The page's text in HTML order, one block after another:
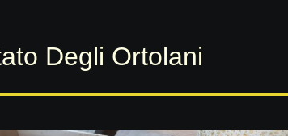
Degli Ortolani